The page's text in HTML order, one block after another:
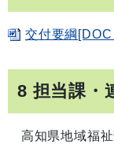
交付要綱
8 担当課・
高知県地域福